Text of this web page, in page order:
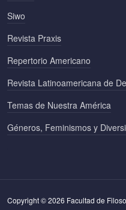
Siwo
Revista Praxis
Repertorio Americano
Revista Latinoamericana de
Temas de Nuestra América
Géneros, Feminismos y
Copyright © 2026 Facultad de